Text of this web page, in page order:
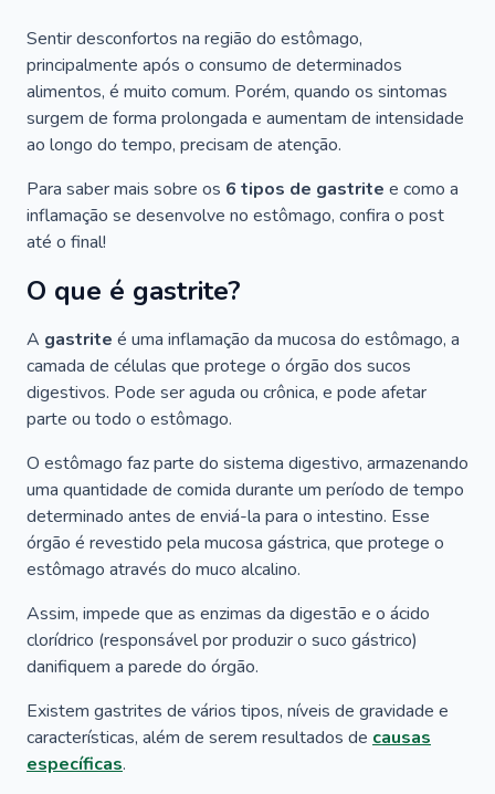
Sentir desconfortos na região do estômago,
principalmente após o consumo de determinados
alimentos, é muito comum. Porém, quando os sintomas
surgem de forma prolongada e aumentam de intensidade
ao longo do tempo, precisam de atenção.
Para saber mais sobre os 6 tipos de gastrite e como a
inflamação se desenvolve no estômago, confira o post
até o final!
O que é gastrite?
A gastrite é uma inflamação da mucosa do estômago, a
camada de células que protege o órgão dos sucos
digestivos. Pode ser aguda ou crônica, e pode afetar
parte ou todo o estômago.
O estômago faz parte do sistema digestivo, armazenando
uma quantidade de comida durante um período de tempo
determinado antes de enviá-la para o intestino. Esse
órgão é revestido pela mucosa gástrica, que protege o
estômago através do muco alcalino.
Assim, impede que as enzimas da digestão e o ácido
clorídrico (responsável por produzir o suco gástrico)
danifiquem a parede do órgão.
Existem gastrites de vários tipos, níveis de gravidade e
características, além de serem resultados de causas
específicas.